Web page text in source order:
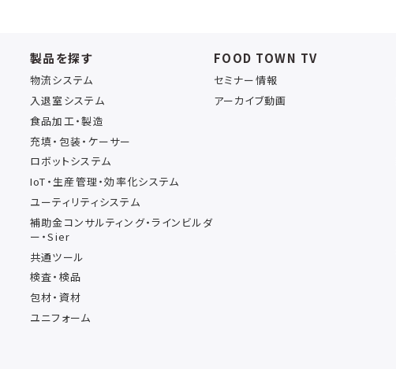
製品を探す
物流システム
入退室システム
食品加工・製造
充填・包装・ケーサー
ロボットシステム
IoT・生産管理・効率化システム
ユーティリティシステム
補助金コンサルティング・ラインビルダ
ー・Sier
共通ツール
検査・検品
包材・資材
ユニフォーム
FOOD TOWN TV
セミナー情報
アーカイブ動画